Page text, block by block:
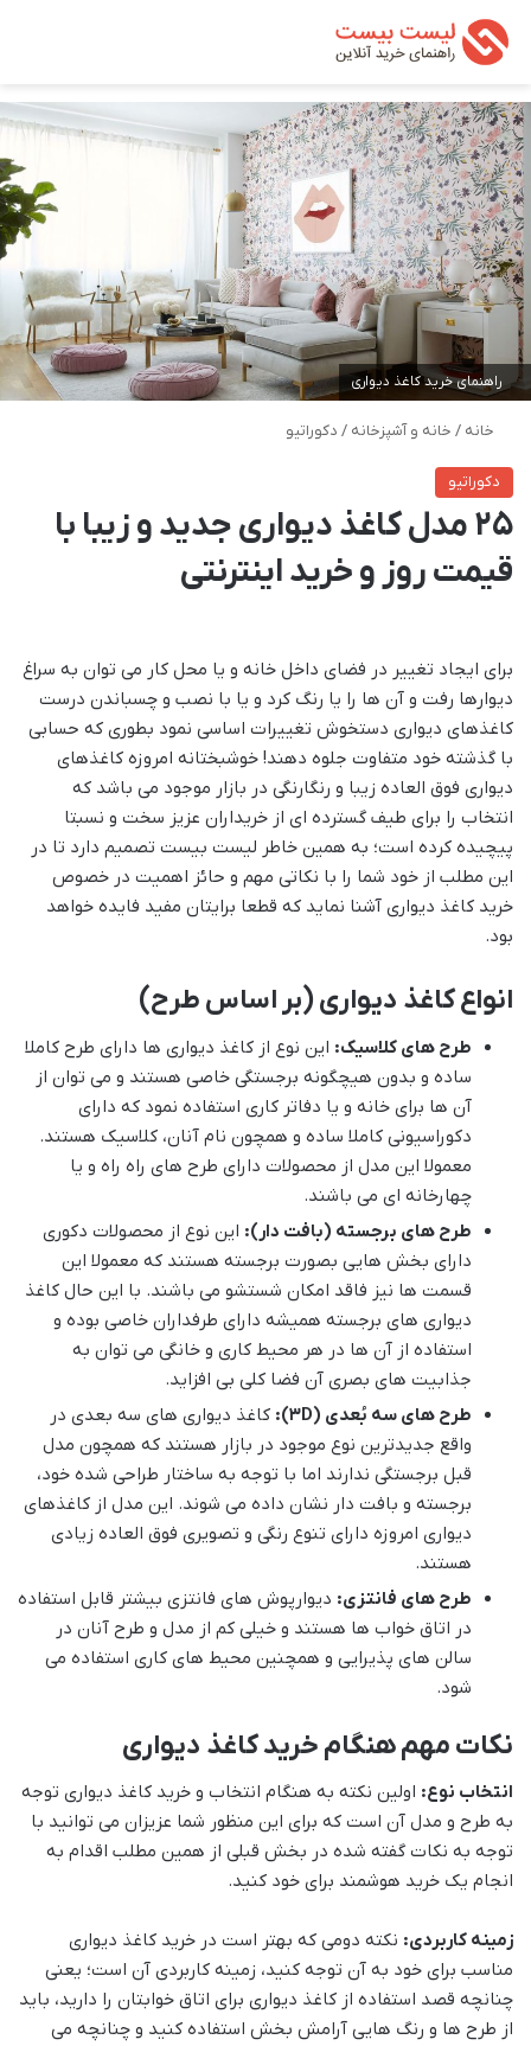
راهنمای خرید کاغذ دیواری
خانه / خانه و آشپزخانه / دکوراتیو
دکوراتیو
25 مدل کاغذ دیواری جدید و زیبا با
قیمت روز و خرید اینترنتی
برای ایجاد تغییر در فضای داخل خانه و یا محل کار می توان به سراغ
دیوارها رفت و آن ها را یا رنگ کرد و یا با نصب و چسباندن درست
کاغذهای دیواری دستخوش تغییرات اساسی نمود بطوری که حسابی
با گذشته خود متفاوت جلوه دهند! خوشبختانه امروزه کاغذهای
دیواری فوق العاده زیبا و رنگارنگی در بازار موجود می باشد که
انتخاب را برای طیف گسترده ای از خریداران عزیز سخت و نسبتا
پیچیده کرده است؛ به همین خاطر لیست بیست تصمیم دارد تا در
این مطلب از خود شما را با نکاتی مهم و حائز اهمیت در خصوص
خرید کاغذ دیواری آشنا نماید که قطعا برایتان مفید فایده خواهد
بود.
انواع کاغذ دیواری (بر اساس طرح)
طرح های کلاسیک: این نوع از کاغذ دیواری ها دارای طرح کاملا
ساده و بدون هیچگونه برجستگی خاصی هستند و می توان از
آن ها برای خانه و یا دفاتر کاری استفاده نمود که دارای
دکوراسیونی کاملا ساده و همچون نام آنان، کلاسیک هستند.
معمولا این مدل از محصولات دارای طرح های راه راه و یا
چهارخانه ای می باشند.
طرح های برجسته (بافت دار): این نوع از محصولات دکوری
دارای بخش هایی بصورت برجسته هستند که معمولا این
قسمت ها نیز فاقد امکان شستشو می باشند. با این حال کاغذ
دیواری های برجسته همیشه دارای طرفداران خاصی بوده و
استفاده از آن ها در هر محیط کاری و خانگی می توان به
جذابیت های بصری آن فضا کلی بی افزاید.
طرح های سه بُعدی (3D):
کاغذ دیواری های سه بعدی در
واقع جدیدترین نوع موجود در بازار هستند که همچون مدل
قبل برجستگی ندارند اما با توجه به ساختار طراحی شده خود،
برجسته و بافت دار نشان داده می شوند. این مدل از کاغذهای
دیواری امروزه دارای تنوع رنگی و تصویری فوق العاده زیادی
هستند.
طرح های فانتزی: دیوارپوش های فانتزی بیشتر قابل استفاده
در اتاق خواب ها هستند و خیلی کم از مدل و طرح آنان در
سالن های پذیرایی و همچنین محیط های کاری استفاده می
شود.
نکات مهم هنگام خرید کاغذ دیواری
انتخاب نوع: اولین نکته به هنگام انتخاب و خرید کاغذ دیواری توجه
به طرح و مدل آن است که برای این منظور شما عزیزان می توانید با
توجه به نکات گفته شده در بخش قبلی از همین مطلب اقدام به
انجام یک خرید هوشمند برای خود کنید.
زمینه کاربردی: نکته دومی که بهتر است در خرید کاغذ دیواری
مناسب برای خود به آن توجه کنید، زمینه کاربردی آن است؛ یعنی
چنانچه قصد استفاده از کاغذ دیواری برای اتاق خوابتان را دارید، باید
از طرح ها و رنگ هایی آرامش بخش استفاده کنید و چنانچه می